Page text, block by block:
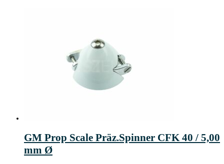
GM Prop Scale Präz.Spinner CFK 40 / 5,00
mm Ø